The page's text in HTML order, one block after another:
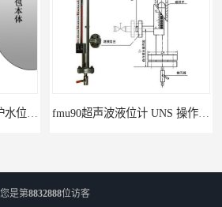
fmu90超声波液位计 UNS 操作简单
您是第8832888位访客